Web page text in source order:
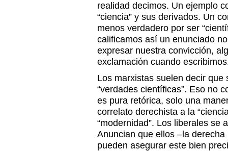
realidad decimos. Un ejemplo
“ciencia” y sus derivados. Un
menos verdadero por ser
calificamos así un enunciado
expresar nuestra convicción,
exclamación cuando
Los marxistas suelen decir que
“verdades científicas”. Eso no
es pura retórica, solo una
correlato derechista a la
“modernidad”. Los liberales se
Anuncian que ellos –la
pueden asegurar este bien